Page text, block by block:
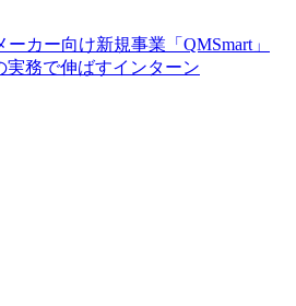
ーカー向け新規事業「QMSmart」
実務で伸ばすインターン